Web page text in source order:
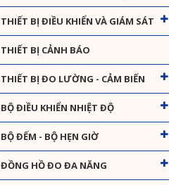
THIẾT BỊ ĐIỀU KHIỂN VÀ GIÁM SÁT
THIẾT BỊ CẢNH BÁO
THIẾT BỊ ĐO LƯỜNG - CẢM BIẾN
BỘ ĐIỀU KHIỂN NHIỆT ĐỘ
BỘ ĐẾM - BỘ HẸN GIỜ
ĐỒNG HỒ ĐO ĐA NĂNG